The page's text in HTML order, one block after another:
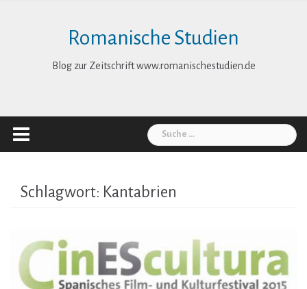
Romanische Studien
Blog zur Zeitschrift www.romanischestudien.de
Suche
nach:
Schlagwort: Kantabrien